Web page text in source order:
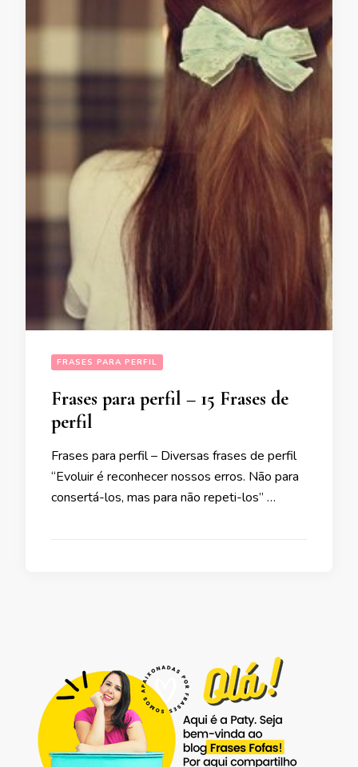
FRASES PARA PERFIL
Frases para perfil – 15 Frases de
perfil
Frases para perfil – Diversas frases de perfil
“Evoluir é reconhecer nossos erros. Não para
consertá-los, mas para não repeti-los” …